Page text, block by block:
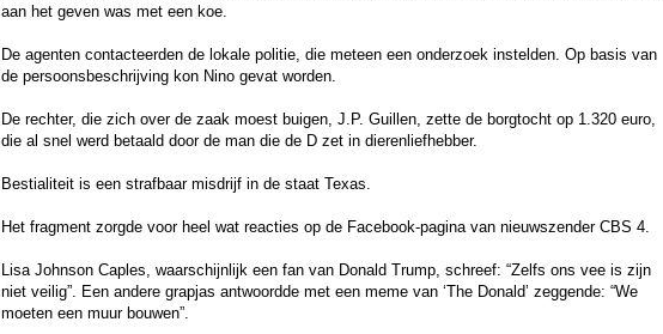
aan het geven was met een koe.
De agenten contacteerden de lokale politie, die meteen een onderzoek instelden. Op basis van
de persoonsbeschrijving kon Nino gevat worden.
De rechter, die zich over de zaak moest buigen, J.P. Guillen, zette de borgtocht op 1.320 euro,
die al snel werd betaald door de man die de D zet in dierenliefhebber.
Bestialiteit is een strafbaar misdrijf in de staat Texas.
Het fragment zorgde voor heel wat reacties op de Facebook-pagina van nieuwszender CBS 4.
Lisa Johnson Caples, waarschijnlijk een fan van Donald Trump, schreef: “Zelfs ons vee is zijn
niet veilig”. Een andere grapjas antwoordde met een meme van ‘The Donald’ zeggende: “We
moeten een muur bouwen”.